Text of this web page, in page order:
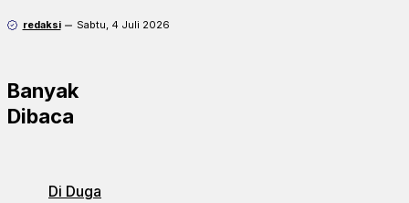
redaksi Sabtu, 4 Juli 2026
Banyak
Dibaca
Di Duga